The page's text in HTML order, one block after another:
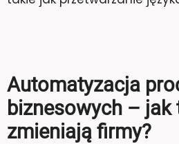
Automatyzacja
biznesowych – jak
zmieniają firmy?